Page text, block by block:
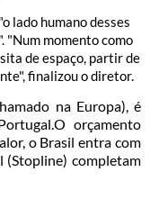
lado humano desses
"Num momento como
de espaço, partir de
finalizou o diretor.
na Europa), é
orçamento
o Brasil entra com
(Stopline) completam